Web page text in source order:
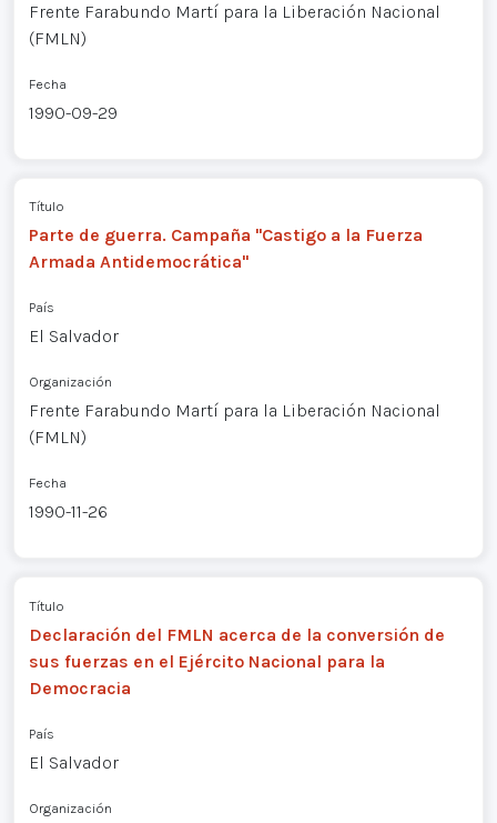
Frente Farabundo Martí para la Liberación Nacional
(FMLN)
Fecha
1990-09-29
Título
Parte de guerra. Campaña "Castigo a la Fuerza
Armada Antidemocrática"
País
El Salvador
Organización
Frente Farabundo Martí para la Liberación Nacional
(FMLN)
Fecha
1990-11-26
Título
Declaración del FMLN acerca de la conversión de
sus fuerzas en el Ejército Nacional para la
Democracia
País
El Salvador
Organización